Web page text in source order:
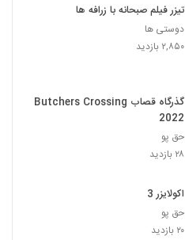
تیزر فیلم صبحانه با زرافه ها
دوستی ها
۲,۸۵۰ بازدید
گذرگاه قصاب Butchers Crossing
2022
حق پو
۲۸ بازدید
اکولایزر 3
حق پو
۲۰ بازدید